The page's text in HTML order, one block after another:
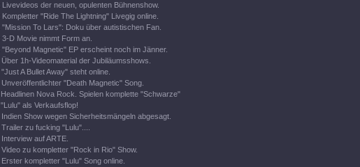
Livevideos der neuen, opulenten Bühnenshow.
Kompletter "Ride The Lightning" Livegig online.
"Mission To Lars": Doku über autistischen Fan.
3-D Movie nimmt Form an.
"Beyond Magnetic" EP erscheint noch im Jänner.
Über 1h-Videomaterial der Jubiläumsshows.
"Just A Bullet Away" steht online.
Unveröffentlichter "Death Magnetic" Song.
Headlinen Nova Rock. Spielen komplette "Schwarze"
"Lulu" als Verkaufsflop!
Indien Show wegen Sicherheitsmängeln abgesagt.
Trailer zu fucking "Lulu"....
Interview auf ARTE.
Video zu kompletter "Rock in Rio" Show.
Erster kompletter "Lulu" Song online.